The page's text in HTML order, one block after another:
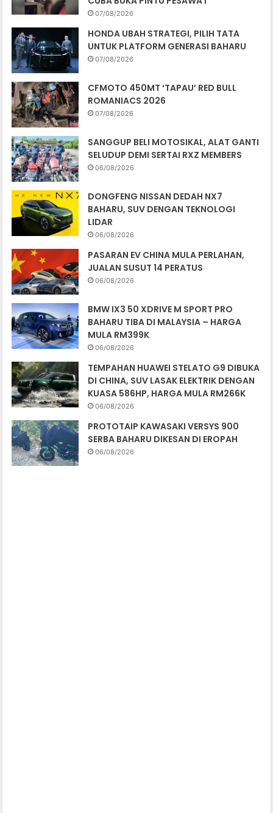
07/08/2026
HONDA UBAH STRATEGI, PILIH TATA
UNTUK PLATFORM GENERASI BAHARU
07/08/2026
CFMOTO 450MT ‘TAPAU’ RED BULL
ROMANIACS 2026
07/08/2026
SANGGUP BELI MOTOSIKAL, ALAT GANTI
SELUDUP DEMI SERTAI RXZ MEMBERS
06/08/2026
DONGFENG NISSAN DEDAH NX7
BAHARU, SUV DENGAN TEKNOLOGI
LIDAR
06/08/2026
PASARAN EV CHINA MULA PERLAHAN,
JUALAN SUSUT 14 PERATUS
06/08/2026
BMW IX3 50 XDRIVE M SPORT PRO
BAHARU TIBA DI MALAYSIA – HARGA
MULA RM399K
06/08/2026
TEMPAHAN HUAWEI STELATO G9 DIBUKA
DI CHINA, SUV LASAK ELEKTRIK DENGAN
KUASA 586HP, HARGA MULA RM266K
06/08/2026
PROTOTAIP KAWASAKI VERSYS 900
SERBA BAHARU DIKESAN DI EROPAH
06/08/2026